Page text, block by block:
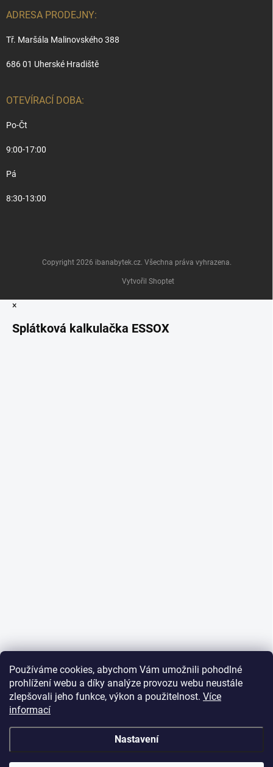
Používáme cookies, abychom Vám umožnili pohodlné
prohlížení webu a díky analýze provozu webu neustále
zlepšovali jeho funkce, výkon a použitelnost. Více
informací
Nastavení
ADRESA PRODEJNY:
Tř. Maršála Malinovského 388
686 01 Uherské Hradiště
OTEVÍRACÍ DOBA:
Po-Čt
9:00-17:00
Pá
8:30-13:00
Vytvořil Shoptet
Copyright 2026 ibanabytek.cz. Všechna práva vyhrazena.
×
Splátková kalkulačka ESSOX